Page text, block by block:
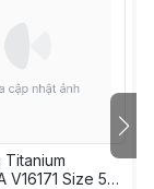
Titanium
V16171 Size 53-